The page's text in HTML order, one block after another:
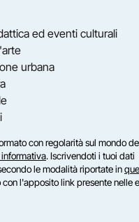
ed eventi culturali
urbana
con regolarità sul mondo
informativa. Iscrivendoti i tuoi dati
le modalità riportate in
l'apposito link presente nelle